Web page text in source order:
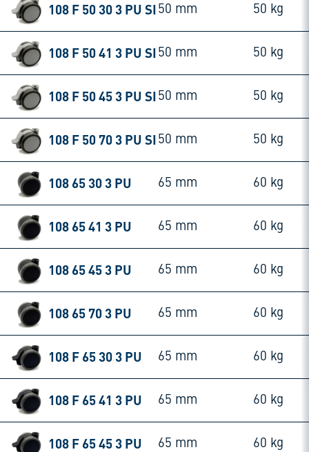
108 F 50 30 3 PU SI 50 mm 50 kg
108 F 50 41 3 PU SI 50 mm 50 kg
108 F 50 45 3 PU SI 50 mm 50 kg
108 F 50 70 3 PU SI 50 mm 50 kg
108 65 30 3 PU 65 mm 60 kg
108 65 41 3 PU 65 mm 60 kg
108 65 45 3 PU 65 mm 60 kg
108 65 70 3 PU 65 mm 60 kg
108 F 65 30 3 PU 65 mm 60 kg
108 F 65 41 3 PU 65 mm 60 kg
108 F 65 45 3 PU 65 mm 60 kg